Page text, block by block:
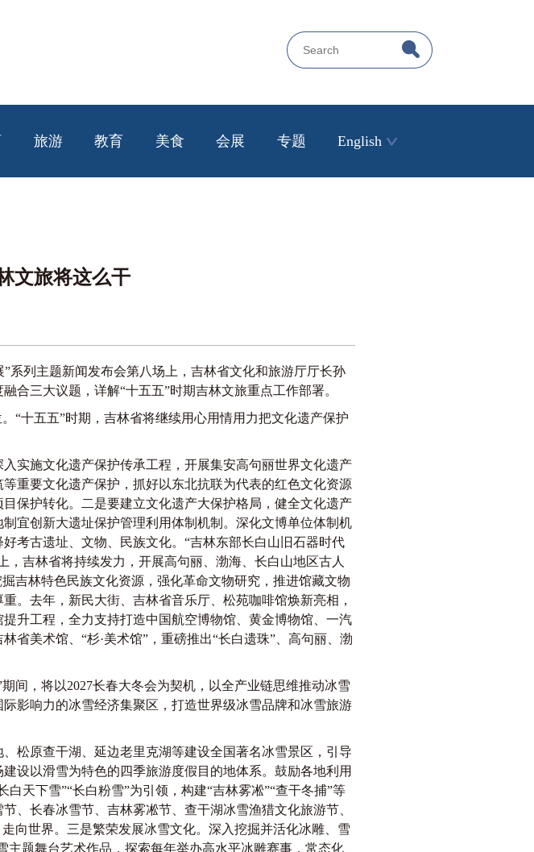
旅游 教育 美食 会展 专题 English
文旅将这么干
列主题新闻发布会第八场上，吉林省文化和旅游厅厅长孙
合三大议题，详解“十五五”时期吉林文旅重点工作部署。
十五五”时期，吉林省将继续用心用情用力把文化遗产保护
施文化遗产保护传承工程，开展集安高句丽世界文化遗产
重要文化遗产保护，抓好以东北抗联为代表的红色文化资源
保护转化。二是要建立文化遗产大保护格局，健全文化遗产
宜创新大遗址保护管理利用体制机制。深化文博单位体制机
考古遗址、文物、民族文化。“吉林东部长白山旧石器时代
吉林省将持续发力，开展高句丽、渤海、长白山地区古人
吉林特色民族文化资源，强化革命文物研究，推进馆藏文物
。去年，新民大街、吉林省音乐厅、松苑咖啡馆焕新亮相，
升工程，全力支持打造中国航空博物馆、黄金博物馆、一汽
省美术馆、“杉·美术馆”，重磅推出“长白遗珠”、高句丽、渤
，将以2027长春大冬会为契机，以全产业链思维推动冰雪
影响力的冰雪经济集聚区，打造世界级冰雪品牌和冰雪旅游
原查干湖、延边老里克湖等建设全国著名冰雪景区，引导
设以滑雪为特色的四季旅游度假目的地体系。鼓励各地利用
天下雪”“长白粉雪”为引领，构建“吉林雾凇”“查干冬捕”等
、长春冰雪节、吉林雾凇节、查干湖冰雪渔猎文化旅游节、
向世界。三是繁荣发展冰雪文化。深入挖掘并活化冰雕、雪
主题舞台艺术作品，探索每年举办高水平冰雕赛事，常态化